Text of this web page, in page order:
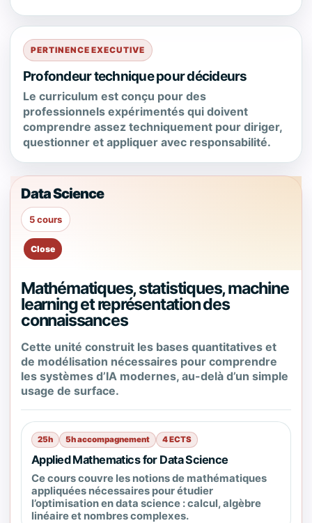
PERTINENCE EXECUTIVE
Profondeur technique pour décideurs
Le curriculum est conçu pour des
professionnels expérimentés qui doivent
comprendre assez techniquement pour diriger,
questionner et appliquer avec responsabilité.
Data Science
5 cours
Mathématiques, statistiques, machine
learning et représentation des
connaissances
Cette unité construit les bases quantitatives et
de modélisation nécessaires pour comprendre
les systèmes d’IA modernes, au-delà d’un simple
usage de surface.
25h 5h accompagnement 4 ECTS
Applied Mathematics for Data Science
Ce cours couvre les notions de mathématiques
appliquées nécessaires pour étudier
l’optimisation en data science : calcul, algèbre
linéaire et nombres complexes.